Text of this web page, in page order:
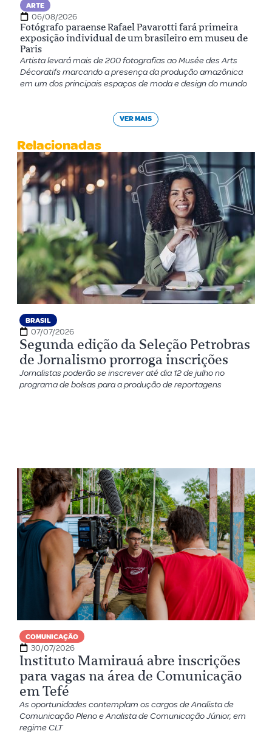
ARTE
06/08/2026
Fotógrafo paraense Rafael Pavarotti fará primeira
exposição individual de um brasileiro em museu de
Paris
Artista levará mais de 200 fotografias ao Musée des Arts
Décoratifs marcando a presença da produção amazônica
em um dos principais espaços de moda e design do mundo
VER MAIS
Relacionadas
BRASIL
07/07/2026
Segunda edição da Seleção Petrobras
de Jornalismo prorroga inscrições
Jornalistas poderão se inscrever até dia 12 de julho no
programa de bolsas para a produção de reportagens
COMUNICAÇÃO
30/07/2026
Instituto Mamirauá abre inscrições
para vagas na área de Comunicação
em Tefé
As oportunidades contemplam os cargos de Analista de
Comunicação Pleno e Analista de Comunicação Júnior, em
regime CLT